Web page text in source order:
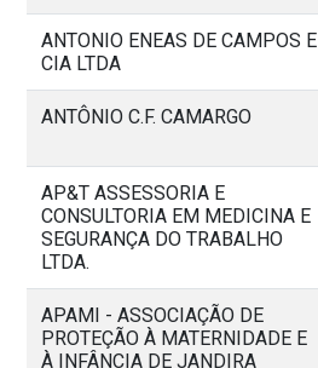
ANTONIO ENEAS DE CAMPOS E
CIA LTDA
ANTÔNIO C.F. CAMARGO
AP&T ASSESSORIA E
CONSULTORIA EM MEDICINA E
SEGURANÇA DO TRABALHO
LTDA.
APAMI - ASSOCIAÇÃO DE
PROTEÇÃO À MATERNIDADE E
À INFÂNCIA DE JANDIRA